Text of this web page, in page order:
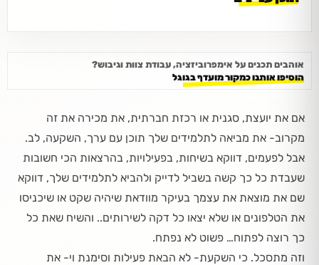
אוהבים תכנים על אימפרוביזציה, עבודת צוות וגיבוש?
הוסיפו אותנו כמקור מועדף בגוגל
אם את יועצת, סגנית או רכזת חברתית, את מכירה את זה
מקרוב- את מביאה לתלמידים שלך תוכן עם ערך, השקעה, לב.
אבל לפעמים, דווקא בשיחות, בפעילויות, בהרצאות הכי חשובות
שעבדת כל כך קשה בשביל לדייק ולהביא לתלמידים שלך, דווקא
שם את מוצאת את עצמך בעיקר מוודאת שיהיה שקט או שיכניסו
את הטלפונים או שלא יצאו כל דקה לשירותים.. והשיח שאת כל
כך רוצה לפתוח… פשוט לא נפתח.
וזה מתסכל. כי השקעת- לא הבאת פעילות וסימנת וי- את